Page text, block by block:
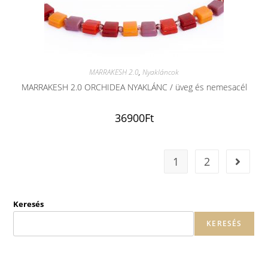
MARRAKESH 2.0, Nyakláncok
MARRAKESH 2.0 ORCHIDEA NYAKLÁNC / üveg és nemesacél
36900Ft
1 2
Keresés
KERESÉS